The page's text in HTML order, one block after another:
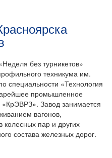
без турникетов»
техникума им.
специальности «Технология
промышленное
Завод занимается
вагонов,
колесных пар и других
состава железных дорог.